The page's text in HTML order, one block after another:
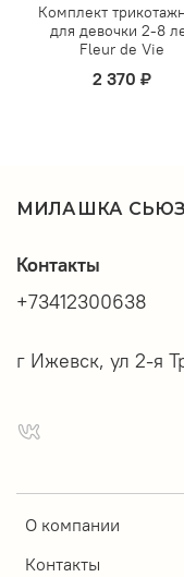
Комплект
для девочки 2-8
Fleur de Vie
2 370 ₽
МИЛАШКА
О компании
Контакты
Контакты
+73412300638
г Ижевск, ул 2-я